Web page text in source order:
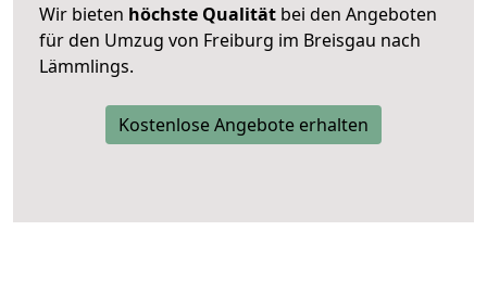
Wir bieten höchste Qualität bei den Angeboten
für den Umzug von Freiburg im Breisgau nach
Lämmlings.
Kostenlose Angebote erhalten